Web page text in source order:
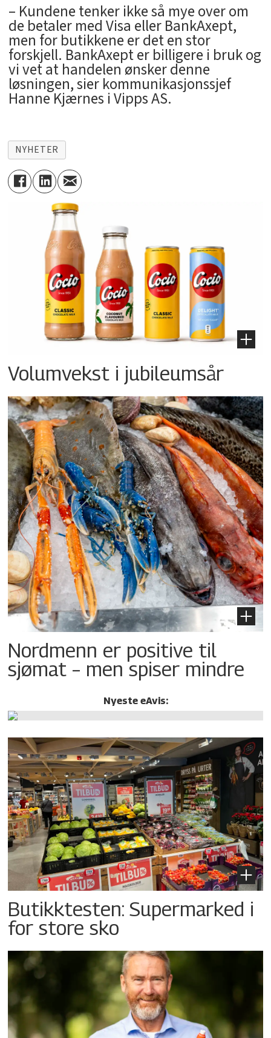
– Kundene tenker ikke så mye over om
de betaler med Visa eller BankAxept,
men for butikkene er det en stor
forskjell. BankAxept er billigere i bruk og
vi vet at handelen ønsker denne
løsningen, sier kommunikasjonssjef
Hanne Kjærnes i Vipps AS.
NYHETER
Volumvekst i jubileumsår
Nordmenn er positive til
sjømat – men spiser mindre
Nyeste eAvis:
Butikktesten: Supermarked i
for store sko